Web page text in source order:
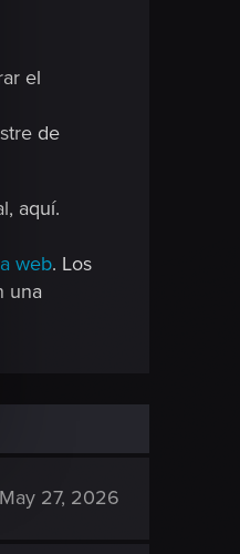
el
de
aquí.
web. Los
una
May 27, 2026